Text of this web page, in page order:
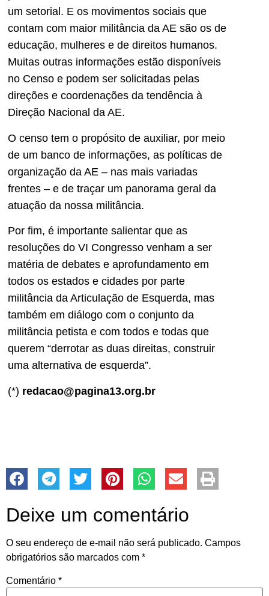
um setorial. E os movimentos sociais que
contam com maior militância da AE são os de
educação, mulheres e de direitos humanos.
Muitas outras informações estão disponíveis
no Censo e podem ser solicitadas pelas
direções e coordenações da tendência à
Direção Nacional da AE.
O censo tem o propósito de auxiliar, por meio
de um banco de informações, as políticas de
organização da AE – nas mais variadas
frentes – e de traçar um panorama geral da
atuação da nossa militância.
Por fim, é importante salientar que as
resoluções do VI Congresso venham a ser
matéria de debates e aprofundamento em
todos os estados e cidades por parte
militância da Articulação de Esquerda, mas
também em diálogo com o conjunto da
militância petista e com todos e todas que
querem “derrotar as duas direitas, construir
uma alternativa de esquerda”.
(*) redacao@pagina13.org.br
Deixe um comentário
O seu endereço de e-mail não será publicado. Campos
obrigatórios são marcados com *
Comentário *